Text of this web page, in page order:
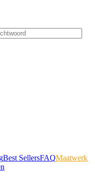
Best SellersFAQMaatwerk